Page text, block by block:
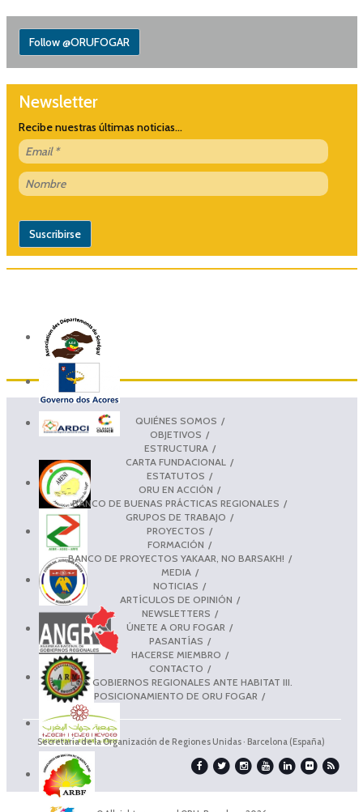
Follow @ORUFOGAR
Newsletter
Recibe nuestras últimas noticias...
QUIÉNES SOMOS
OBJETIVOS
ESTRUCTURA
CARTA FUNDACIONAL
ESTATUTOS
ORU EN ACCIÓN
BANCO DE BUENAS PRÁCTICAS REGIONALES
GRUPOS DE TRABAJO
PROYECTOS
FORMACIÓN
BANCO DE PROYECTOS YAKAAR, NO BARSAKH!
MEDIA
NOTICIAS
ARTÍCULOS DE OPINIÓN
NEWSLETTERS
ÚNETE A ORU FOGAR
PASANTÍAS
HACERSE MIEMBRO
CONTACTO
LOS GOBIERNOS REGIONALES ANTE HABITAT III.
POSICIONAMIENTO DE ORU FOGAR
Secretaría de la Organización de Regiones Unidas · Barcelona (España)